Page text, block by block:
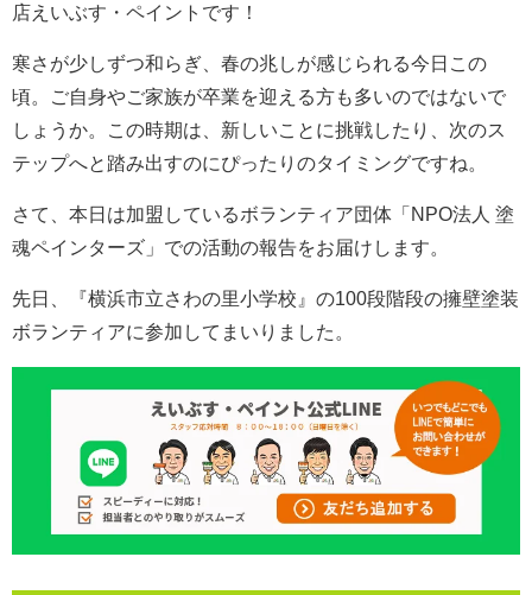
店えいぶす・ペイントです！
寒さが少しずつ和らぎ、春の兆しが感じられる今日この
頃。ご自身やご家族が卒業を迎える方も多いのではないで
しょうか。この時期は、新しいことに挑戦したり、次のス
テップへと踏み出すのにぴったりのタイミングですね。
さて、本日は加盟しているボランティア団体「NPO法人 塗
魂ペインターズ」での活動の報告をお届けします。
先日、『横浜市立さわの里小学校』の100段階段の擁壁塗装
ボランティアに参加してまいりました。